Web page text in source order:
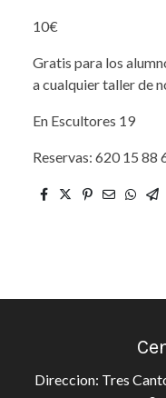
10€
Gratis para los
a cualquier taller de
En Escultores 19
Reservas: 620 15 88
Direccion: Tres